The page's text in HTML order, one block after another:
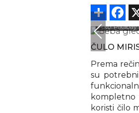
Share
Foto: Pixabay
ČULO
Prema
su
kompletno
koristi čilo